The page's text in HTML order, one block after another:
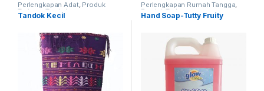
Perlengkapan Adat, Produk
Terbaru, Tandok
Tandok Kecil
Perlengkapan Rumah Tangga,
Produk Terbaru
Hand Soap-Tutty Fruity